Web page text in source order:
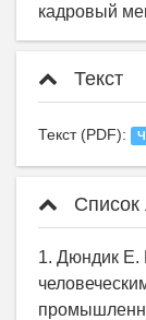
кадровый
Текст
Текст (PDF):
Список
1. Дюндик Е.